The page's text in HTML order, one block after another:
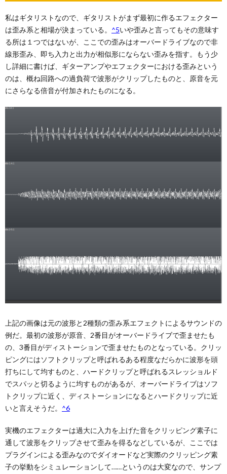
私はギタリストなので、ギタリストがまず最初に作るエフェクター
は歪み系と相場が決まっている。 ^5いや歪みと言ってもその意味す
る所は１つではないが、ここでの歪みはオーバードライブなので非
線形歪み、即ち入力と出力が相似形にならない歪みを指す。もう少
し詳細に書けば、ギターアンプやエフェクターにおける歪みという
のは、概ね回路への過負荷で波形がクリップしたものと、原音を元
にさらなる倍音が付加されたものになる。
上記の画像は元の波形と2種類の歪み系エフェクトによるサウンドの
例だ。最初の波形が原音、2番目がオーバードライブで歪ませたも
の、3番目がディストーションで歪ませたものとなっている。クリッ
ピングにはソフトクリップと呼ばれるある程度なだらかに波形を頭
打ちにして均すものと、ハードクリップと呼ばれるスレッショルド
でスパッと切るように均すものがあるが、オーバードライブはソフ
トクリップに近く、ディストーションになるとハードクリップに近
いと言えそうだ。 ^6
実機のエフェクターは過大に入力を上げた音をクリッピング素子に
通して波形をクリップさせて歪みを得るなどしているが、ここでは
プラグインによる歪みなのでダイオードなど実際のクリッピング素
子の挙動をシミュレーションして……というのは大変なので、サンプ